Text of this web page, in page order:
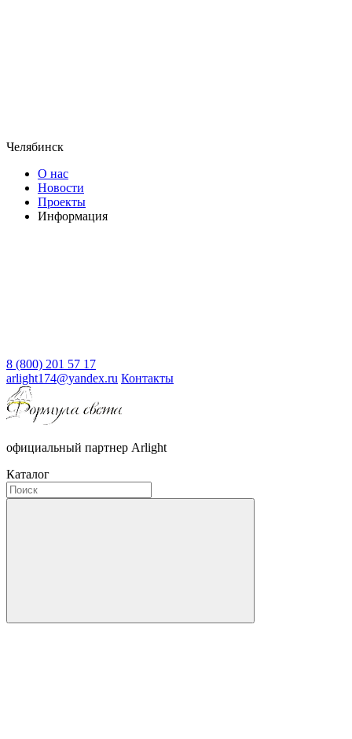
Челябинск
О нас
Новости
Проекты
Информация
8 (800) 201 57 17
arlight174@yandex.ru Контакты
официальный партнер Arlight
Каталог